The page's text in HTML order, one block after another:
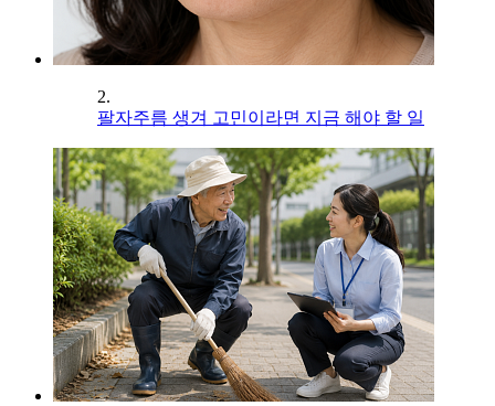
2.
팔자주름 생겨 고민이라면 지금 해야 할 일